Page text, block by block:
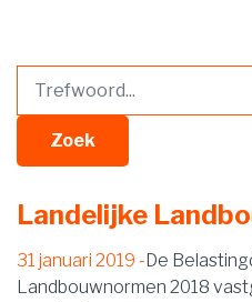
Zoek
Landelijke
31 januari 2019 De
Landbouwnormen 2018